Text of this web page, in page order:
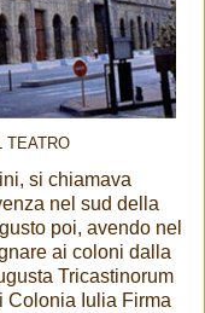
TEATRO
si chiamava
nel sud della
poi, avendo nel
ai coloni dalla
Tricastinorum
Colonia Iulia Firma